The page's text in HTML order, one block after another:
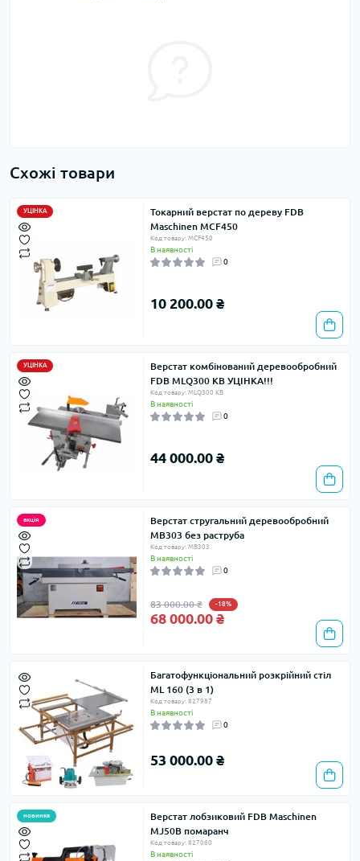
Схожі товари
УЦІНКА
Токарний верстат по дереву FDB
Maschinen MCF450
Код товару: MCF450
В наявності
0
10 200.00 ₴
УЦІНКА
Верстат комбiнований деревообробний
FDB MLQ300 КВ УЦІНКА!!!
Код товару: MLQ300 КВ
В наявності
0
44 000.00 ₴
акція
Верстат стругальний деревообробний
MB303 без раструба
Код товару: MB303
В наявності
0
83 000.00 ₴ -18%
68 000.00 ₴
Багатофункціональний розкрійний стіл
ML 160 (3 в 1)
Код товару: 827987
В наявності
0
53 000.00 ₴
новинка
Верстат лобзиковий FDB Maschinen
MJ50B помаранч
Код товару: 827060
В наявності